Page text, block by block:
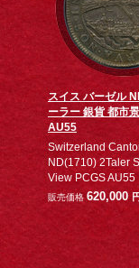
スイス バーゼル
ーラー 銀貨 都市
AU55
Switzerland
ND(1710) 2Taler
View PCGS AU55
販売価格620,000 円